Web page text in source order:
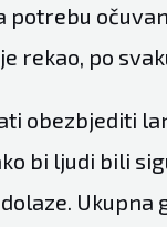
potrebu
rekao, po
obezbjediti
bi ljudi bili
Ukupna